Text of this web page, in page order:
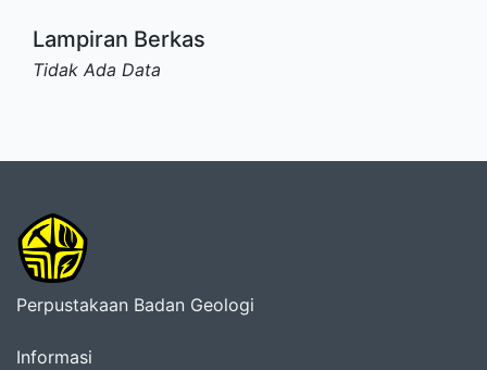
Lampiran Berkas
Tidak Ada Data
Perpustakaan Badan Geologi
Informasi